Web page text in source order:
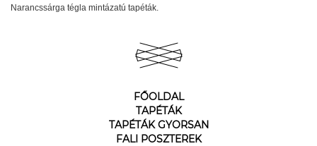
Narancssárga tégla mintázatú tapéták.
FŐOLDAL
TAPÉTÁK
TAPÉTÁK GYORSAN
FALI POSZTEREK